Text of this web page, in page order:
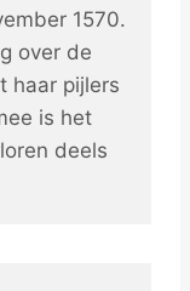
1570.
over de
haar pijlers
is het
deels